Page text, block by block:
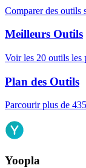
Comparer des outils
Meilleurs Outils
Voir les 20 outils les
Plan des Outils
Parcourir plus de
Yoopla